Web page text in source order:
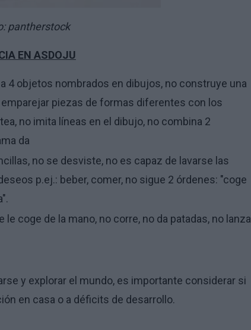
pantherstock
EN ASDOJU
4 objetos nombrados en dibujos, no construye una
piezas de formas diferentes con los
no imita líneas en el dibujo, no combina 2
da
no se desviste, no es capaz de lavarse las
p.ej.: beber, comer, no sigue 2 órdenes: "coge
coge de la mano, no corre, no da patadas, no lanza
y explorar el mundo, es importante considerar si
en casa o a déficits de desarrollo.